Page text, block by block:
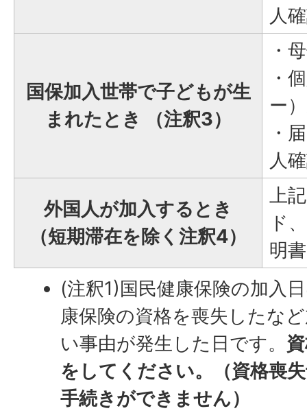
人
国保加入世帯で子どもが生
まれたとき （注釈3）
・
・
ー
・
人
外国人が加入するとき
（短期滞在を除く注釈4）
上
ド
明書
(注釈1)国民健康保険の加入
康保険の資格を喪失したな
い事由が発生した日です。
をしてください。（資格喪
手続きができません）